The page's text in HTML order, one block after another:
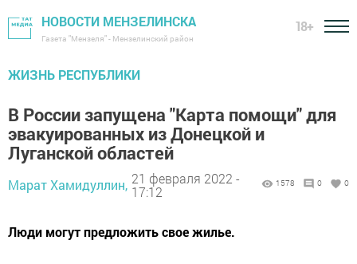
НОВОСТИ МЕНЗЕЛИНСКА
Газета "Мензеля" - Мензелинский район
18+
ЖИЗНЬ РЕСПУБЛИКИ
В России запущена "Карта помощи" для
эвакуированных из Донецкой и
Луганской областей
Марат Хамидуллин, 21 февраля 2022 -
17:12
1578 0 0
Люди могут предложить свое жилье.